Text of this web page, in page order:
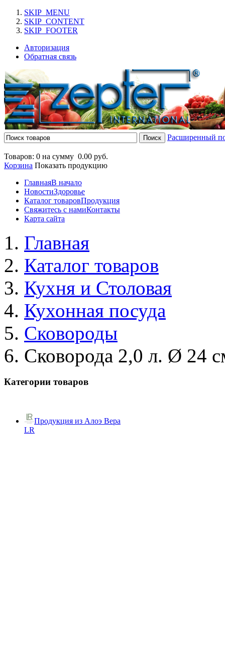
SKIP_MENU
SKIP_CONTENT
SKIP_FOOTER
Авторизация
Обратная связь
Расширенный
Товаров: 0 на сумму 0.00 руб.
Корзина Показать продукцию
ГлавнаяВ начало
НовостиЗдоровье
Каталог товаровПродукция
Свяжитесь с намиКонтакты
Карта сайта
Главная
Каталог товаров
Кухня и Столовая
Кухонная посуда
Сковороды
Сковорода 2,0 л. Ø 24
Категории товаров
Продукция из Алоэ Вера
LR